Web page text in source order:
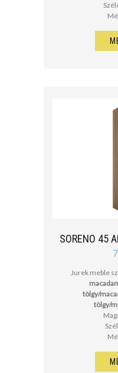
SORENO 45
Jurek meble
tölgy/
tölgy/